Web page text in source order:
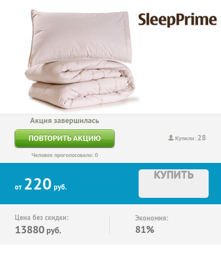
Купили: 28
Акция завершилась
ПОВТОРИТЬ АКЦИЮ
Человек проголосовало: 0
от 220 руб.
КУПИТЬ
Цена без скидки:
13880 руб.
Экономия:
81%